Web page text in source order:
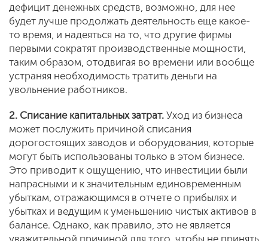
дефицит денежных средств, возможно, для нее
будет лучше продолжать деятельность еще какое-
то время, и надеяться на то, что другие фирмы
первыми сократят производственные мощности,
таким образом, отодвигая во времени или вообще
устраняя необходимость тратить деньги на
увольнение работников.
2. Списание капитальных затрат. Уход из бизнеса
может послужить причиной списания
дорогостоящих заводов и оборудования, которые
могут быть использованы только в этом бизнесе.
Это приводит к ощущению, что инвестиции были
напрасными и к значительным единовременным
убыткам, отражающимся в отчете о прибылях и
убытках и ведущим к уменьшению чистых активов в
балансе. Однако, как правило, это не является
уважительной причиной для того, чтобы не принять